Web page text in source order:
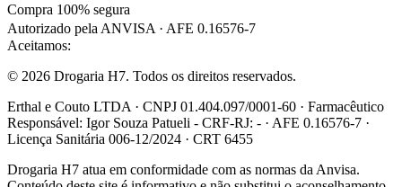
Compra 100% segura
Autorizado pela ANVISA · AFE 0.16576-7
Aceitamos:
© 2026 Drogaria H7. Todos os direitos reservados.
Erthal e Couto LTDA · CNPJ 01.404.097/0001-60 · Farmacêutico
Responsável: Igor Souza Patueli - CRF-RJ: - · AFE 0.16576-7 ·
Licença Sanitária 006-12/2024 · CRT 6455
Drogaria H7 atua em conformidade com as normas da Anvisa.